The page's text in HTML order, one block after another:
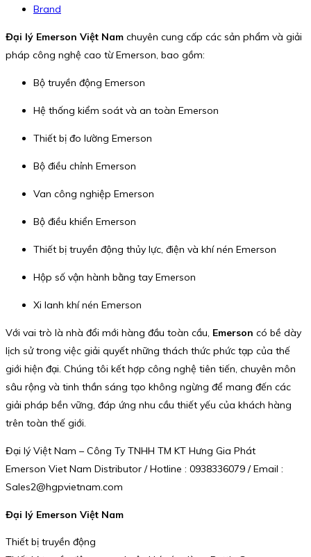
Brand
Đại lý Emerson Việt Nam chuyên cung cấp các sản phẩm và giải
pháp công nghệ cao từ Emerson, bao gồm:
Bộ truyền động Emerson
Hệ thống kiểm soát và an toàn Emerson
Thiết bị đo lường Emerson
Bộ điều chỉnh Emerson
Van công nghiệp Emerson
Bộ điều khiển Emerson
Thiết bị truyền động thủy lực, điện và khí nén Emerson
Hộp số vận hành bằng tay Emerson
Xi lanh khí nén Emerson
Với vai trò là nhà đổi mới hàng đầu toàn cầu, Emerson có bề dày
lịch sử trong việc giải quyết những thách thức phức tạp của thế
giới hiện đại. Chúng tôi kết hợp công nghệ tiên tiến, chuyên môn
sâu rộng và tinh thần sáng tạo không ngừng để mang đến các
giải pháp bền vững, đáp ứng nhu cầu thiết yếu của khách hàng
trên toàn thế giới.
Đại lý Việt Nam – Công Ty TNHH TM KT Hưng Gia Phát
Emerson Viet Nam Distributor / Hotline : 0938336079 / Email :
Sales2@hgpvietnam.com
Đại lý Emerson Việt Nam
Thiết bị truyền động